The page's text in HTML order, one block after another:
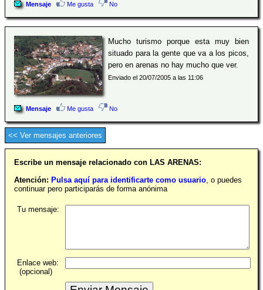
Mensaje Me gusta No
Mucho turismo porque esta muy bien
situado para la gente que va a los picos,
pero en arenas no hay mucho que ver.
Enviado el 20/07/2005 a las 11:06
Mensaje Me gusta No
<< Ver mensajes anteriores
Escribe un mensaje relacionado con LAS ARENAS:
Atención: Pulsa aquí para identificarte como usuario , o puedes
continuar pero participarás de forma anónima
Tu mensaje:
Enlace web:
(opcional)